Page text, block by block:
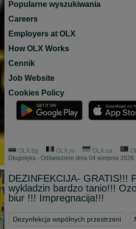
Popularne wyszukiwania
Careers
Employers at OLX
How OLX Works
Cennik
Job Website
Cookies Policy
OLX.bg OLX.ro OLX.ua
Długołęka - Odświeżono dnia 04 sierpnia 2026
DEZINFEKCIJA- GRATIS!!!
wykladzin bardzo tanio!!!
biur !!! Impregnacija!!!
Dezynfekcja wspólnych przestrzeni